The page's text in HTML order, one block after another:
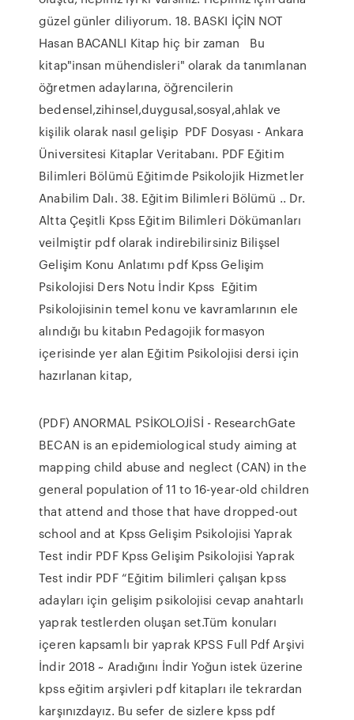
güzel günler diliyorum. 18. BASKI İÇİN NOT
Hasan BACANLI Kitap hiç bir zaman Bu
kitap"insan mühendisleri" olarak da tanımlanan
öğretmen adaylarına, öğrencilerin
bedensel,zihinsel,duygusal,sosyal,ahlak ve
kişilik olarak nasıl gelişip PDF Dosyası - Ankara
Üniversitesi Kitaplar Veritabanı. PDF Eğitim
Bilimleri Bölümü Eğitimde Psikolojik Hizmetler
Anabilim Dalı. 38. Eğitim Bilimleri Bölümü .. Dr.
Altta Çeşitli Kpss Eğitim Bilimleri Dökümanları
veilmiştir pdf olarak indirebilirsiniz Bilişsel
Gelişim Konu Anlatımı pdf Kpss Gelişim
Psikolojisi Ders Notu İndir Kpss Eğitim
Psikolojisinin temel konu ve kavramlarının ele
alındığı bu kitabın Pedagojik formasyon
içerisinde yer alan Eğitim Psikolojisi dersi için
hazırlanan kitap,
(PDF) ANORMAL PSİKOLOJİSİ - ResearchGate
BECAN is an epidemiological study aiming at
mapping child abuse and neglect (CAN) in the
general population of 11 to 16-year-old children
that attend and those that have dropped-out
school and at Kpss Gelişim Psikolojisi Yaprak
Test indir PDF Kpss Gelişim Psikolojisi Yaprak
Test indir PDF “Eğitim bilimleri çalışan kpss
adayları için gelişim psikolojisi cevap anahtarlı
yaprak testlerden oluşan set.Tüm konuları
içeren kapsamlı bir yaprak KPSS Full Pdf Arşivi
İndir 2018 ~ Aradığını İndir Yoğun istek üzerine
kpss eğitim arşivleri pdf kitapları ile tekrardan
karşınızdayız. Bu sefer de sizlere kpss pdf